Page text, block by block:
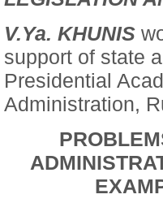
V.Ya. KHUNIS
support of state
Presidential
Administration,